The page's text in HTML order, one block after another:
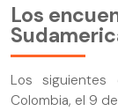
Los
Los
Colombia, el 9